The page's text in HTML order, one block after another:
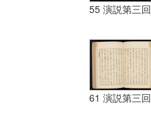
55 演説第三回
61 演説第三回